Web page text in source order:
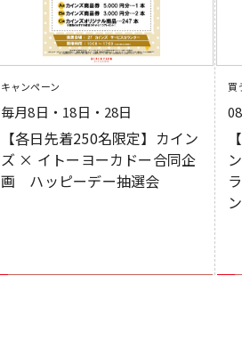
キャンペーン
毎月8日・18日・28日
【各日先着250名限定】カイン
ズ × イトーヨーカドー合同企
画 ハッピーデー抽選会
買